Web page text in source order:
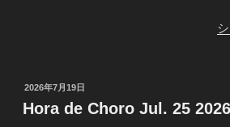
投
稿
日:
2026年7月19日
Hora de Choro Jul. 25 2026